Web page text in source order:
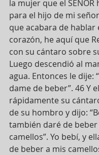
la mujer que el
para el hijo de mi
que acabara de hablar
corazón, he aquí que
con su cántaro sobre
Luego descendió al
agua. Entonces le dije:
dame de beber”. 46 Y
rápidamente su
de su hombro y dijo:
también daré de beber
camellos”. Yo bebí, y
de beber a mis